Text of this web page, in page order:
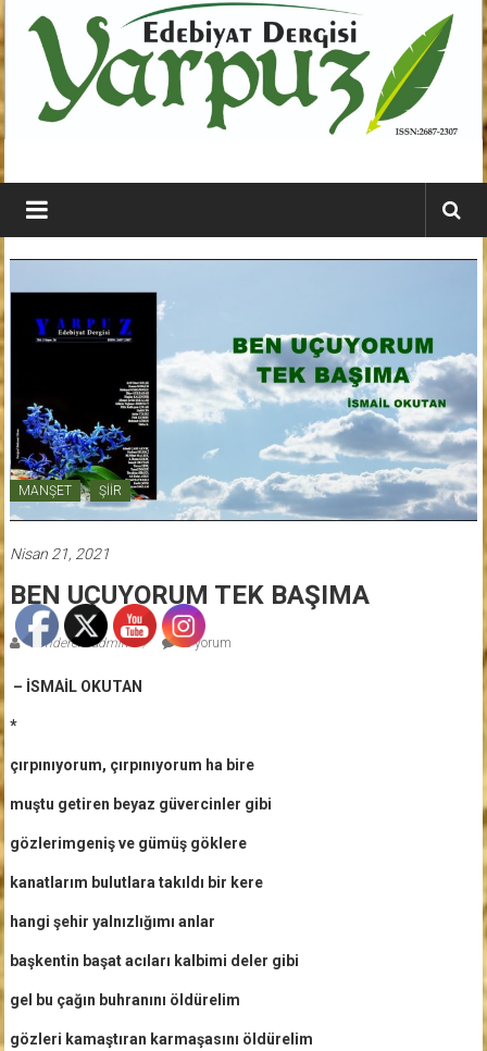
geç
YARPUZ
Edebiyat
Dergisi
Dergisi
MANŞET ŞİİR
Nisan 21, 2021
BEN UÇUYORUM TEK BAŞIMA
Gönderen: admin 0 yorum
– İSMAİL OKUTAN
*
çırpınıyorum, çırpınıyorum ha bire
muştu getiren beyaz güvercinler gibi
gözlerimgeniş ve gümüş göklere
kanatlarım bulutlara takıldı bir kere
hangi şehir yalnızlığımı anlar
başkentin başat acıları kalbimi deler gibi
gel bu çağın buhranını öldürelim
gözleri kamaştıran karmaşasını öldürelim